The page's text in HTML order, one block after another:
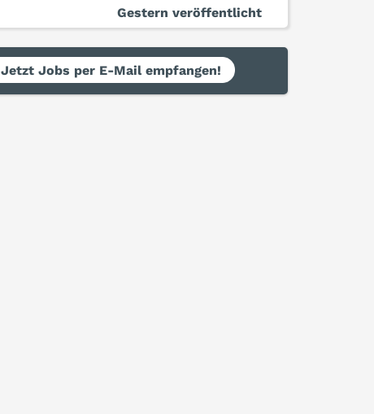
Gestern veröffentlicht
Jetzt Jobs per E-Mail empfangen!